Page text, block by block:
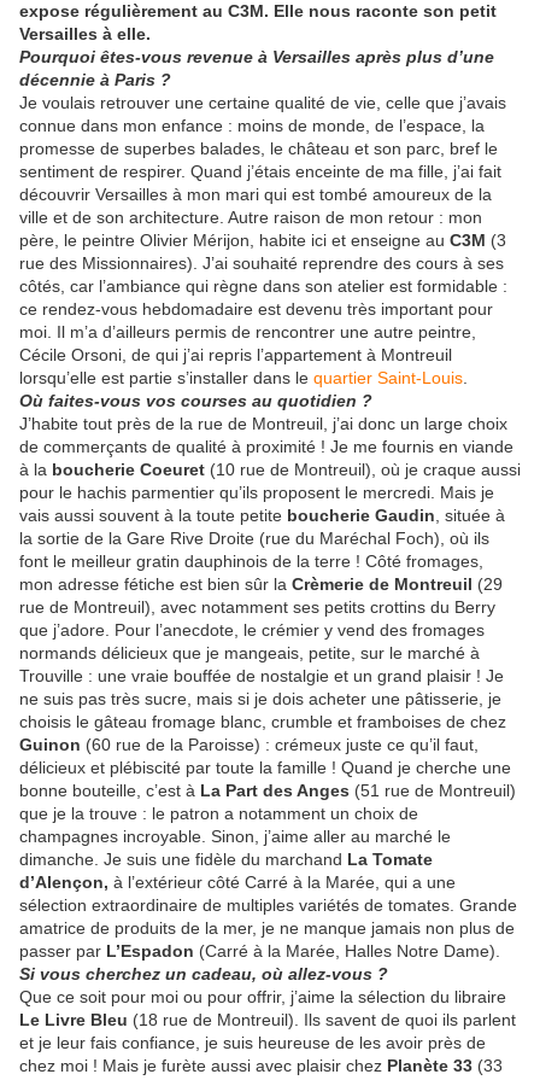
expose régulièrement au C3M. Elle nous raconte son petit
Versailles à elle.
Pourquoi êtes-vous revenue à Versailles après plus d’une
décennie à Paris ?
Je voulais retrouver une certaine qualité de vie, celle que j’avais
connue dans mon enfance : moins de monde, de l’espace, la
promesse de superbes balades, le château et son parc, bref le
sentiment de respirer. Quand j’étais enceinte de ma fille, j’ai fait
découvrir Versailles à mon mari qui est tombé amoureux de la
ville et de son architecture. Autre raison de mon retour : mon
père, le peintre Olivier Mérijon, habite ici et enseigne au C3M (3
rue des Missionnaires). J’ai souhaité reprendre des cours à ses
côtés, car l’ambiance qui règne dans son atelier est formidable :
ce rendez-vous hebdomadaire est devenu très important pour
moi. Il m’a d’ailleurs permis de rencontrer une autre peintre,
Cécile Orsoni, de qui j’ai repris l’appartement à Montreuil
lorsqu’elle est partie s’installer dans le quartier Saint-Louis
Où faites-vous vos courses au quotidien ?
J’habite tout près de la rue de Montreuil, j’ai donc un large choix
de commerçants de qualité à proximité ! Je me fournis en viande
à la boucherie Coeuret (10 rue de Montreuil), où je craque aussi
pour le hachis parmentier qu’ils proposent le mercredi. Mais je
vais aussi souvent à la toute petite boucherie Gaudin , située à
la sortie de la Gare Rive Droite (rue du Maréchal Foch), où ils
font le meilleur gratin dauphinois de la terre ! Côté fromages,
mon adresse fétiche est bien sûr la Crèmerie de Montreuil (29
rue de Montreuil), avec notamment ses petits crottins du Berry
que j’adore. Pour l’anecdote, le crémier y vend des fromages
normands délicieux que je mangeais, petite, sur le marché à
Trouville : une vraie bouffée de nostalgie et un grand plaisir ! Je
ne suis pas très sucre, mais si je dois acheter une pâtisserie, je
choisis le gâteau fromage blanc, crumble et framboises de chez
Guinon (60 rue de la Paroisse) : crémeux juste ce qu’il faut,
délicieux et plébiscité par toute la famille ! Quand je cherche une
bonne bouteille, c’est à La Part des Anges (51 rue de Montreuil)
que je la trouve : le patron a notamment un choix de
champagnes incroyable. Sinon, j’aime aller au marché le
dimanche. Je suis une fidèle du marchand La Tomate
d’Alençon, à l’extérieur côté Carré à la Marée, qui a une
sélection extraordinaire de multiples variétés de tomates. Grande
amatrice de produits de la mer, je ne manque jamais non plus de
passer par L’Espadon (Carré à la Marée, Halles Notre Dame).
Si vous cherchez un cadeau, où allez-vous ?
Que ce soit pour moi ou pour offrir, j’aime la sélection du libraire
Le Livre Bleu (18 rue de Montreuil). Ils savent de quoi ils parlent
et je leur fais confiance, je suis heureuse de les avoir près de
chez moi ! Mais je furète aussi avec plaisir chez Planète 33 (33